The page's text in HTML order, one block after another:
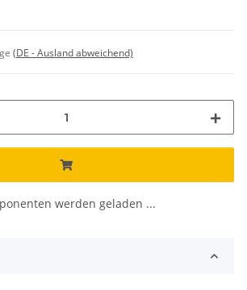
(DE - Ausland abweichend)
werden geladen ...